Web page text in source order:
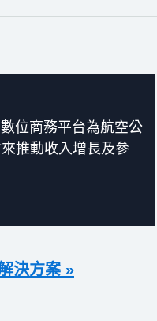
位商務平台為航空公
推動收入增長及參
決方案 »